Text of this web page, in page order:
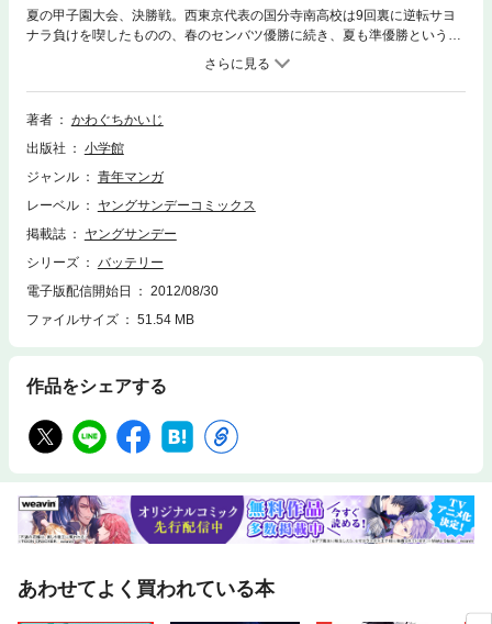
夏の甲子園大会、決勝戦。西東京代表の国分寺南高校は9回裏に逆転サヨ
ナラ負けを喫したものの、春のセンバツ優勝に続き、夏も準優勝という成
績を収めた。その原動力になったのが、海部一樹と武藤洋介という超高校
級のバッテリーだ。ドラフトを前にし、二人のもとに名門・東京イーグル
スのスカウトがやって来た。イーグルスが憧れの球団の武藤は即決した
が、海部は自分の力で弱いチームを優勝させたいと、毎年Bクラスの弱小
著者
かわぐちかいじ
出版社
小学館
ジャンル
青年マンガ
レーベル
ヤングサンデーコミックス
掲載誌
ヤングサンデー
シリーズ
バッテリー
電子版配信開始日
2012/08/30
ファイルサイズ
51.54 MB
作品をシェアする
あわせてよく買われている本